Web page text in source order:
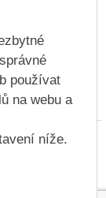
Cookies
Nový Bor &
používat
na webu a
níže.